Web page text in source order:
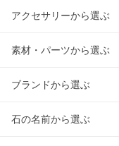
アクセサリーから選ぶ
素材・パーツから選ぶ
ブランドから選ぶ
石の名前から選ぶ